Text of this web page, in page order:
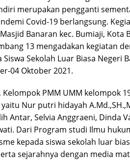
merupakan pengganti
Covid-19 berlangsung.
Banaran kec. Bumiaji, Kota
13 mengadakan kegiatan
Sekolah Luar Biasa Negeri
04 Oktober 2021.
PMM UMM kelompok
Nur putri hidayah
Antar, Selvia Anggraeni, Dinda
Dari Program studi Ilmu
kepada siswa sekolah luar
sejarahnya dengan media